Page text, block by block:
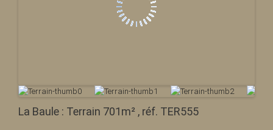
La Baule : Terrain 701m² , réf. TER555